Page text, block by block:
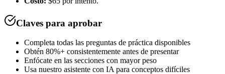
Claves para aprobar
Completa todas las preguntas de práctica disponibles
Obtén 80%+ consistentemente antes de presentar
Enfócate en las secciones con mayor peso
Usa nuestro asistente con IA para conceptos difíciles